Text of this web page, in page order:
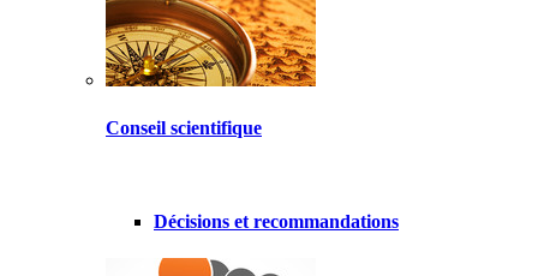
Conseil scientifique
Décisions et recommandations